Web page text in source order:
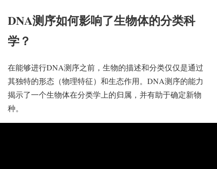
DNA测序如何影响了生物体的分类科
学？
在能够进行DNA测序之前，生物的描述和分类仅仅是通过
其独特的形态（物理特征）和生态作用。DNA测序的能力
揭示了一个生物体在分类学上的归属，并有助于确定新物
种。